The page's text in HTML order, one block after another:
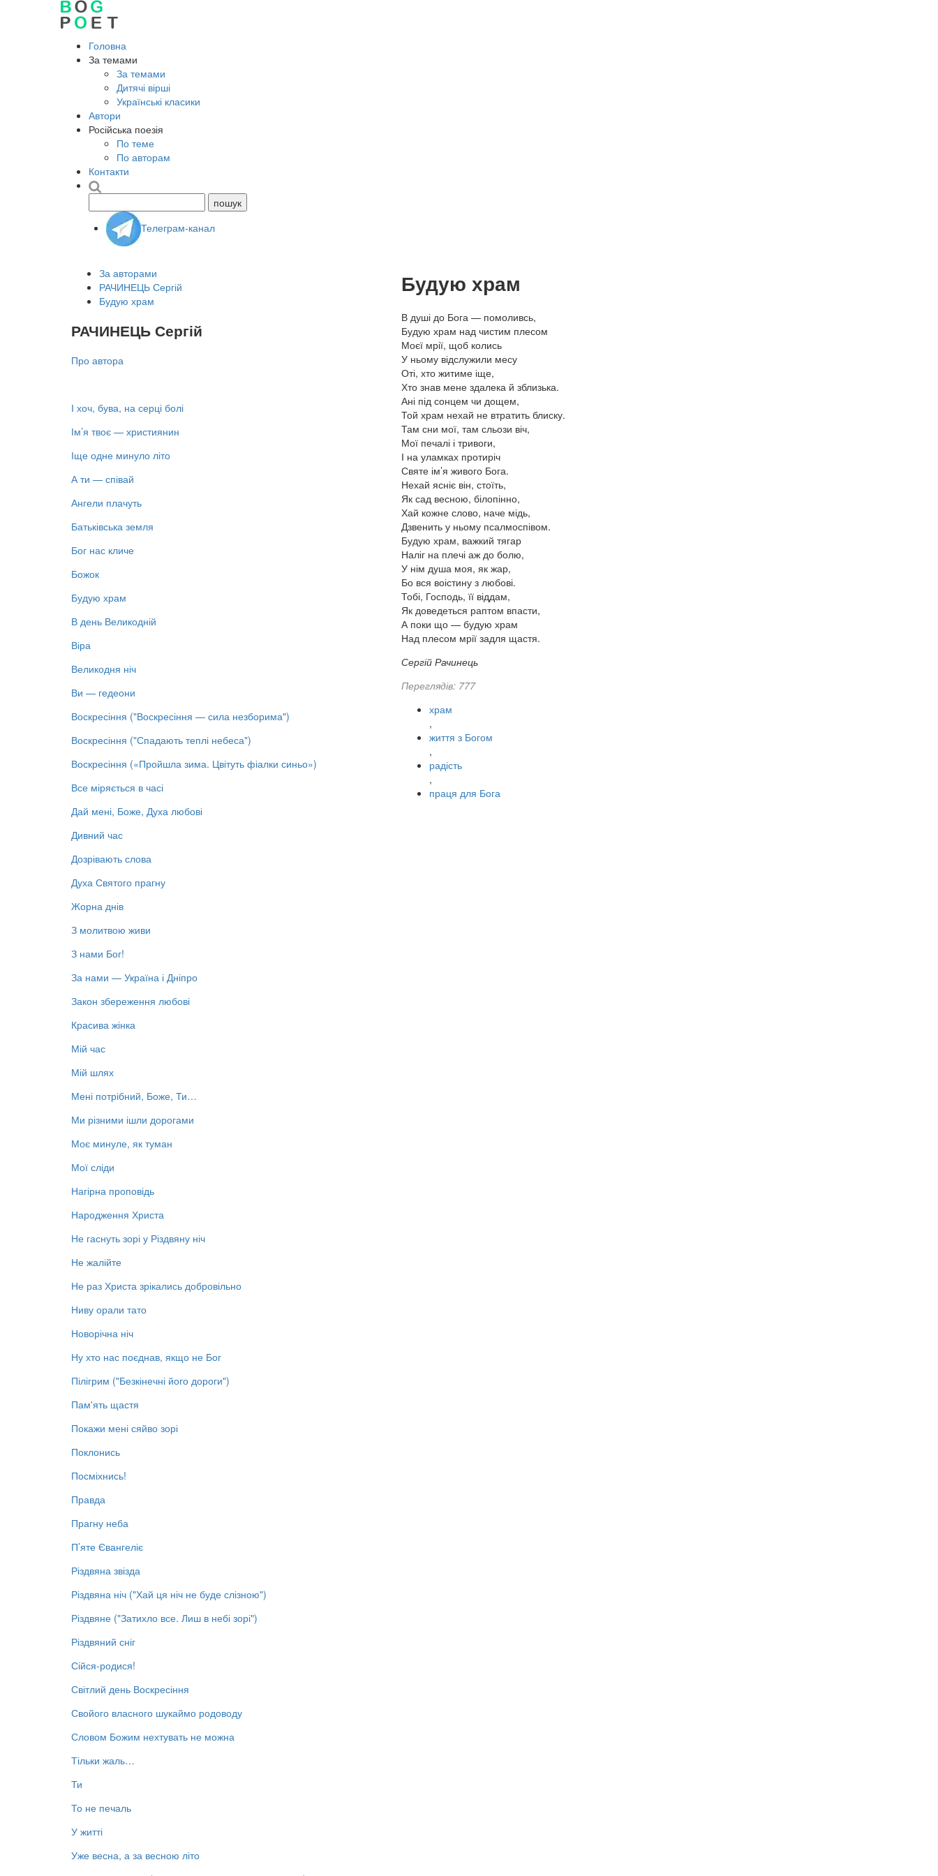
Головна
За темами
За темами
Дитячі вірші
Українські класики
Автори
Російська поезія
По теме
По авторам
Контакти
Телеграм-канал
Будую храм
В душі до Бога — помоливсь,
Будую храм над чистим плесом
Моєї мрії, щоб колись
У ньому відслужили месу
Оті, хто житиме іще,
Хто знав мене здалека й зблизька.
Ані під сонцем чи дощем,
Той храм нехай не втратить блиску.
Там сни мої, там сльози віч,
Мої печалі і тривоги,
І на уламках протиріч
Святе ім’я живого Бога.
Нехай ясніє він, стоїть,
Як сад весною, білопінно,
Хай кожне слово, наче мідь,
Дзвенить у ньому псалмоспівом.
Будую храм, важкий тягар
Наліг на плечі аж до болю,
У нім душа моя, як жар,
Бо вся воістину з любові.
Тобі, Господь, її віддам,
Як доведеться раптом впасти,
А поки що — будую храм
Над плесом мрії задля щастя.
Сергій Рачинець
Переглядів: 777
храм
,
життя з Богом
,
радість
,
праця для Бога
За авторами
РАЧИНЕЦЬ Сергій
Будую храм
РАЧИНЕЦЬ Сергій
Про автора
І хоч, бува, на серці болі
Ім’я твоє — християнин
Іще одне минуло літо
А ти — співай
Ангели плачуть
Батьківська земля
Бог нас кличе
Божок
Будую храм
В день Великодній
Віра
Великодня ніч
Ви — гедеони
Воскресіння ("Воскресіння — сила незборима")
Воскресіння ("Спадають теплі небеса")
Воскресіння («Пройшла зима. Цвітуть фіалки синьо»)
Все міряється в часі
Дай мені, Боже, Духа любові
Дивний час
Дозрівають слова
Духа Святого прагну
Жорна днів
З молитвою живи
З нами Бог!
За нами — Україна і Дніпро
Закон збереження любові
Красива жінка
Мій час
Мій шлях
Мені потрібний, Боже, Ти…
Ми різними ішли дорогами
Моє минуле, як туман
Мої сліди
Нагірна проповідь
Народження Христа
Не гаснуть зорі у Різдвяну ніч
Не жалійте
Не раз Христа зрікались добровільно
Ниву орали тато
Новорічна ніч
Ну хто нас поєднав, якщо не Бог
Пілігрим ("Безкінечні його дороги")
Пам'ять щастя
Покажи мені сяйво зорі
Поклонись
Посміхнись!
Правда
Прагну неба
П’яте Євангеліє
Різдвяна звізда
Різдвяна ніч ("Хай ця ніч не буде слізною")
Різдвяне ("Затихло все. Лиш в небі зорі")
Різдвяний сніг
Сійся-родися!
Світлий день Воскресіння
Свойого власного шукаймо родоводу
Словом Божим нехтувать не можна
Тільки жаль…
Ти
То не печаль
У житті
Уже весна, а за весною літо